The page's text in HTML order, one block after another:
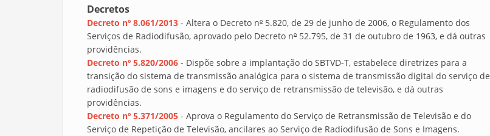
Decretos
Decreto nº 8.061/2013 - Altera o Decreto nº 5.820, de 29 de junho de 2006, o Regulamento dos
Serviços de Radiodifusão, aprovado pelo Decreto nº 52.795, de 31 de outubro de 1963, e dá outras
providências.
Decreto nº 5.820/2006 - Dispõe sobre a implantação do SBTVD-T, estabelece diretrizes para a
transição do sistema de transmissão analógica para o sistema de transmissão digital do serviço de
radiodifusão de sons e imagens e do serviço de retransmissão de televisão, e dá outras
providências.
Decreto nº 5.371/2005 - Aprova o Regulamento do Serviço de Retransmissão de Televisão e do
Serviço de Repetição de Televisão, ancilares ao Serviço de Radiodifusão de Sons e Imagens.